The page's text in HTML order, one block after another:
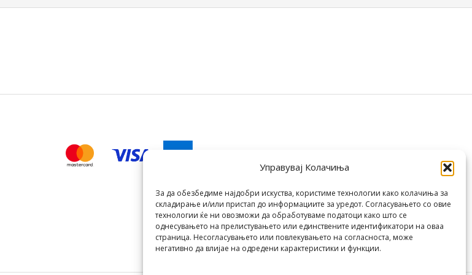
Управувај Колачиња
За да обезбедиме најдобри искуства, користиме технологии како колачиња за
складирање и/или пристап до информациите за уредот. Согласувањето со овие
технологии ќе ни овозможи да обработуваме податоци како што се
однесувањето на прелистувањето или единствените идентификатори на оваа
страница. Несогласувањето или повлекувањето на согласноста, може
негативно да влијае на одредени карактеристики и функции.